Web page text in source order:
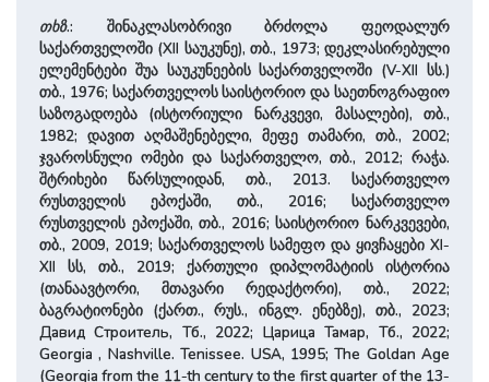
თხზ.: შინაკლასობრივი ბრძოლა ფეოდალურ
საქართველოში (XII საუკუნე), თბ., 1973; დეკლასირებული
ელემენტები შუა საუკუნეების საქართველოში (V-XII სს.)
თბ., 1976; საქართველოს საისტორიო და საეთნოგრაფიო
საზოგადოება (ისტორიული ნარკვევი, მასალები), თბ.,
1982; დავით აღმაშენებელი, მეფე თამარი, თბ., 2002;
ჯვაროსნული ომები და საქართველო, თბ., 2012; რაჭა.
შტრიხები წარსულიდან, თბ., 2013. საქართველო
რუსთველის ეპოქაში, თბ., 2016; საქართველო
რუსთველის ეპოქაში, თბ., 2016; საისტორიო ნარკვევები,
თბ., 2009, 2019; საქართველოს სამეფო და ყივჩაყები XI-
XII სს, თბ., 2019; ქართული დიპლომატიის ისტორია
(თანაავტორი, მთავარი რედაქტორი), თბ., 2022;
ბაგრატიონები (ქართ., რუს., ინგლ. ენებზე), თბ., 2023;
Давид Строитель, Тб., 2022; Царица Тамар, Тб., 2022;
Georgia , Nashville. Tenissee. USA, 1995; The Goldan Age
(Georgia from the 11-th century to the first quarter of the 13-